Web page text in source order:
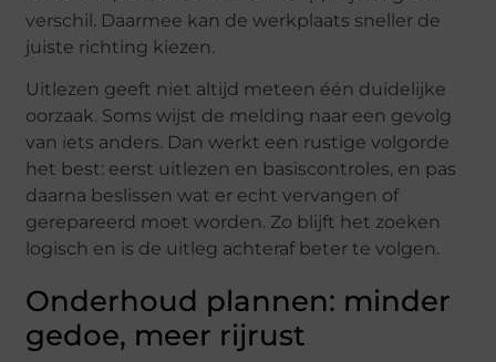
verschil. Daarmee kan de werkplaats sneller de
juiste richting kiezen.
Uitlezen geeft niet altijd meteen één duidelijke
oorzaak. Soms wijst de melding naar een gevolg
van iets anders. Dan werkt een rustige volgorde
het best: eerst uitlezen en basiscontroles, en pas
daarna beslissen wat er echt vervangen of
gerepareerd moet worden. Zo blijft het zoeken
logisch en is de uitleg achteraf beter te volgen.
Onderhoud plannen: minder
gedoe, meer rijrust